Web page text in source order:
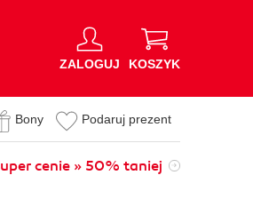
ZALOGUJ KOSZYK
Bony Podaruj prezent
cenie » 50% taniej